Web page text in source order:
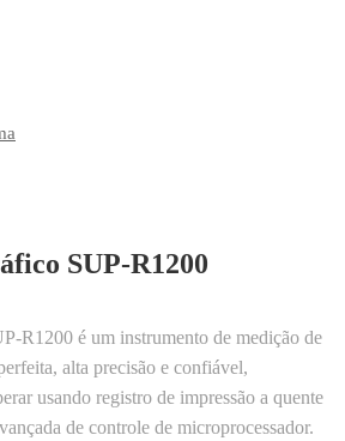
SUP-R1200
R1200 é um instrumento de medição de
alta precisão e confiável,
usando registro de impressão a quente
de controle de microprocessador.